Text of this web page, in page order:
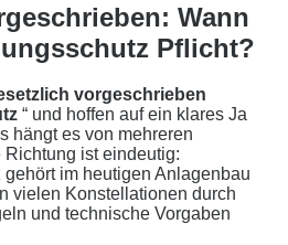
Wann
Pflicht?
vorgeschrieben
“ und hoffen auf ein klares Ja
hängt es von mehreren
Richtung ist eindeutig:
im heutigen Anlagenbau
vielen Konstellationen durch
und technische Vorgaben